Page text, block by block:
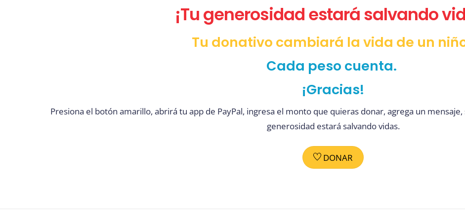
¡Tu generosidad estará salvando
Tu donativo cambiará la vida de un
Cada peso cuenta.
¡Gracias!
Presiona el botón amarillo, abrirá tu app de PayPal, ingresa el monto que quieras donar, agrega un
generosidad estará salvando vidas.
DONAR